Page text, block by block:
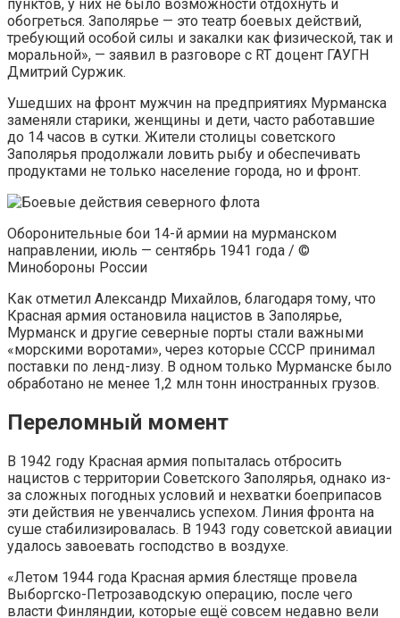
пунктов, у них не было возможности отдохнуть и
обогреться. Заполярье — это театр боевых действий,
требующий особой силы и закалки как физической, так и
моральной», — заявил в разговоре с RT доцент ГАУГН
Дмитрий Суржик.
Ушедших на фронт мужчин на предприятиях Мурманска
заменяли старики, женщины и дети, часто работавшие
до 14 часов в сутки. Жители столицы советского
Заполярья продолжали ловить рыбу и обеспечивать
продуктами не только население города, но и фронт.
Оборонительные бои 14-й армии на мурманском
направлении, июль — сентябрь 1941 года / ©
Минобороны России
Как отметил Александр Михайлов, благодаря тому, что
Красная армия остановила нацистов в Заполярье,
Мурманск и другие северные порты стали важными
«морскими воротами», через которые СССР принимал
поставки по ленд-лизу. В одном только Мурманске было
обработано не менее 1,2 млн тонн иностранных грузов.
Переломный момент
В 1942 году Красная армия попыталась отбросить
нацистов с территории Советского Заполярья, однако из-
за сложных погодных условий и нехватки боеприпасов
эти действия не увенчались успехом. Линия фронта на
суше стабилизировалась. В 1943 году советской авиации
удалось завоевать господство в воздухе.
«Летом 1944 года Красная армия блестяще провела
Выборгско-Петрозаводскую операцию, после чего
власти Финляндии, которые ещё совсем недавно вели